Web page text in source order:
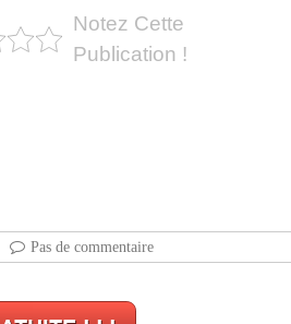
Notez Cette
Publication !
Pas de commentaire